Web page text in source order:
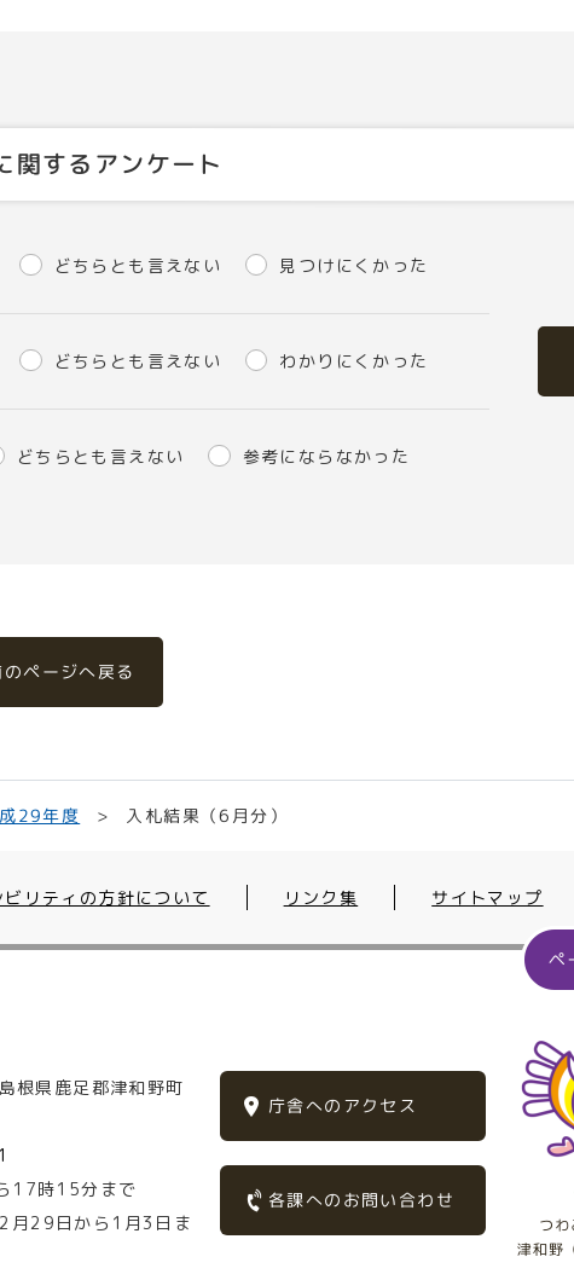
関するアンケート
どちらとも言えない 見つけにくかった
どちらとも言えない わかりにくかった
どちらとも言えない 参考にならなかった
のページへ戻る
29年度 入札結果（6月分）
ビリティの方針について リンク集 サイトマップ
島根県鹿足郡津和野町
17時15分まで
月29日から1月3日ま
庁舎へのアクセス
各課へのお問い合わせ